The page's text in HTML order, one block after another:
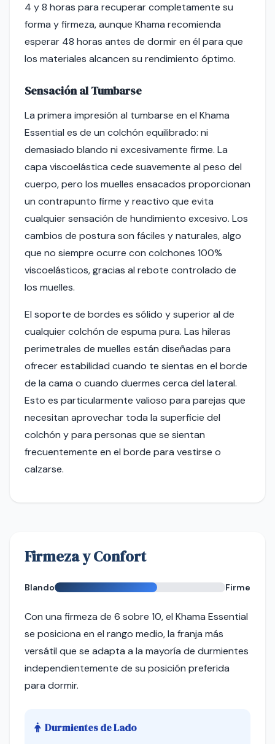
4 y 8 horas para recuperar completamente su
forma y firmeza, aunque Khama recomienda
esperar 48 horas antes de dormir en él para que
los materiales alcancen su rendimiento óptimo.
Sensación al Tumbarse
La primera impresión al tumbarse en el Khama
Essential es de un colchón equilibrado: ni
demasiado blando ni excesivamente firme. La
capa viscoelástica cede suavemente al peso del
cuerpo, pero los muelles ensacados proporcionan
un contrapunto firme y reactivo que evita
cualquier sensación de hundimiento excesivo. Los
cambios de postura son fáciles y naturales, algo
que no siempre ocurre con colchones 100%
viscoelásticos, gracias al rebote controlado de
los muelles.
El soporte de bordes es sólido y superior al de
cualquier colchón de espuma pura. Las hileras
perimetrales de muelles están diseñadas para
ofrecer estabilidad cuando te sientas en el borde
de la cama o cuando duermes cerca del lateral.
Esto es particularmente valioso para parejas que
necesitan aprovechar toda la superficie del
colchón y para personas que se sientan
frecuentemente en el borde para vestirse o
calzarse.
Firmeza y Confort
Blando Firme
Con una firmeza de 6 sobre 10, el Khama Essential
se posiciona en el rango medio, la franja más
versátil que se adapta a la mayoría de durmientes
independientemente de su posición preferida
para dormir.
Durmientes de Lado